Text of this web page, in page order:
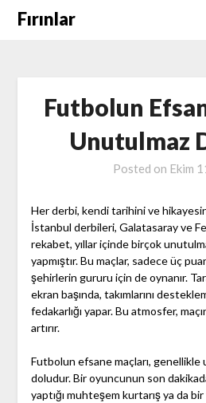
SkipFırınlar
Futbolun
Unutulmaz
Posted on Ekim
Her derbi, kendi tarihini ve
İstanbul derbileri, Galatasaray ve
rekabet, yıllar içinde birçok
yapmıştır. Bu maçlar, sadece üç
şehirlerin gururu için de oynanır.
ekran başında, takımlarını
fedakarlığı yapar. Bu atmosfer,
artırır.
Futbolun efsane maçları, genellikle
doludur. Bir oyuncunun son
yaptığı muhteşem kurtarış ya da